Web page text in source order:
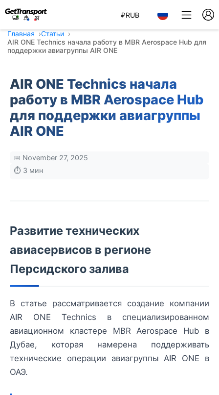
₽RUB
Главная
Статьи
AIR ONE Technics начала работу в MBR Aerospace Hub для
поддержки авиагруппы AIR ONE
AIR ONE Technics начала
работу в MBR Aerospace Hub
для поддержки авиагруппы
AIR ONE
📅 November 27, 2025
⏱️ 3 мин
Развитие технических
авиасервисов в регионе
Персидского залива
В статье рассматривается создание компании
AIR ONE Technics в специализированном
авиационном кластере MBR Aerospace Hub в
Дубае, которая намерена поддерживать
технические операции авиагруппы AIR ONE в
ОАЭ.